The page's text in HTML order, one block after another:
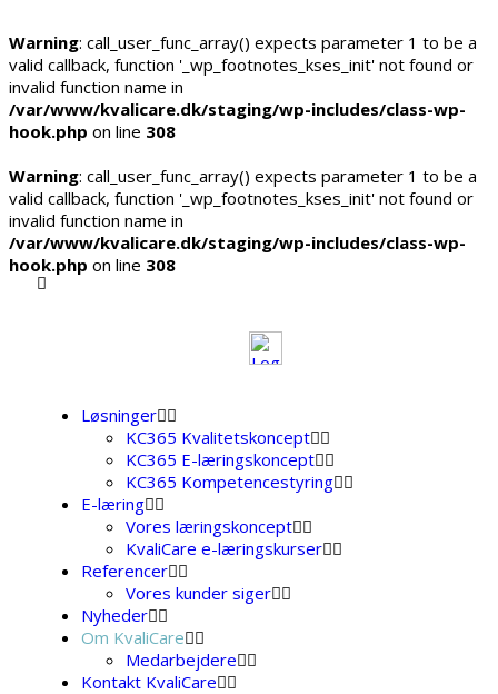
Warning: call_user_func_array() expects parameter 1 to be a
valid callback, function '_wp_footnotes_kses_init' not found or
invalid function name in
/var/www/kvalicare.dk/staging/wp-includes/class-wp-
hook.php on line 308
Warning: call_user_func_array() expects parameter 1 to be a
valid callback, function '_wp_footnotes_kses_init' not found or
invalid function name in
/var/www/kvalicare.dk/staging/wp-includes/class-wp-
hook.php on line 308
Løsninger
KC365 Kvalitetskoncept
KC365 E-læringskoncept
KC365 Kompetencestyring
E-læring
Vores læringskoncept
KvaliCare e-læringskurser
Referencer
Vores kunder siger
Nyheder
Om KvaliCare
Medarbejdere
Kontakt KvaliCare